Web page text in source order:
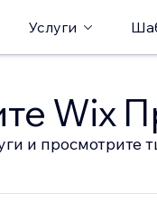
Услуги
Wix
и просмотрите